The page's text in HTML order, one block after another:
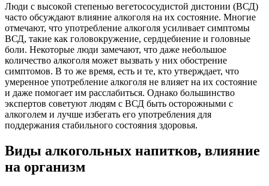
Люди с высокой степенью вегетососудистой дистонии (ВСД)
часто обсуждают влияние алкоголя на их состояние. Многие
отмечают, что употребление алкоголя усиливает симптомы
ВСД, такие как головокружение, сердцебиение и головные
боли. Некоторые люди замечают, что даже небольшое
количество алкоголя может вызвать у них обострение
симптомов. В то же время, есть и те, кто утверждает, что
умеренное употребление алкоголя не влияет на их состояние
и даже помогает им расслабиться. Однако большинство
экспертов советуют людям с ВСД быть осторожными с
алкоголем и лучше избегать его употребления для
поддержания стабильного состояния здоровья.
Виды алкогольных напитков, влияние
на организм